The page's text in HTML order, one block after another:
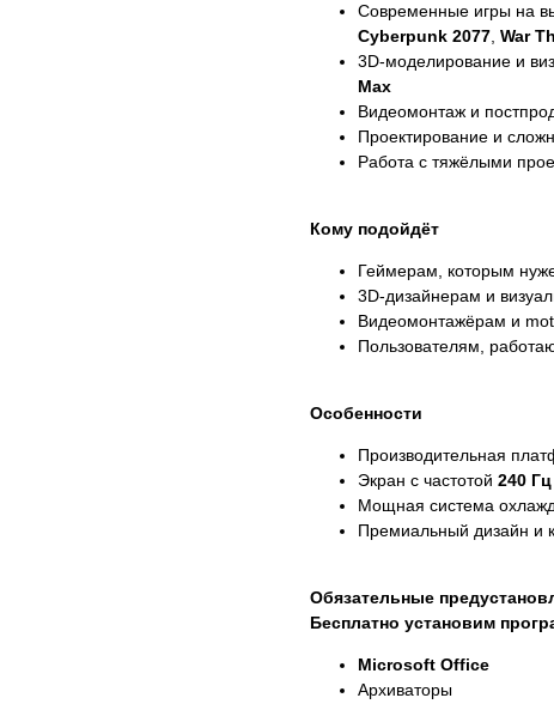
Современные игры на
Cyberpunk 2077, War
3D-моделирование и
Max
Видеомонтаж и
Проектирование и
Работа с тяжёлыми
Кому подойдёт
Геймерам, которым
3D-дизайнерам и
Видеомонтажёрам и
Пользователям,
Особенности
Производительная
Экран с частотой 240 Гц
Мощная система
Премиальный дизайн и
Обязательные
Бесплатно установим
Microsoft Office
Архиваторы